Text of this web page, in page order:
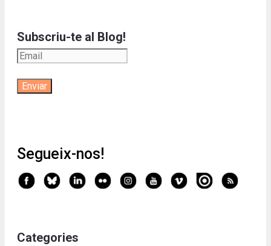
Subscriu-te al Blog!
Segueix-nos!
Categories